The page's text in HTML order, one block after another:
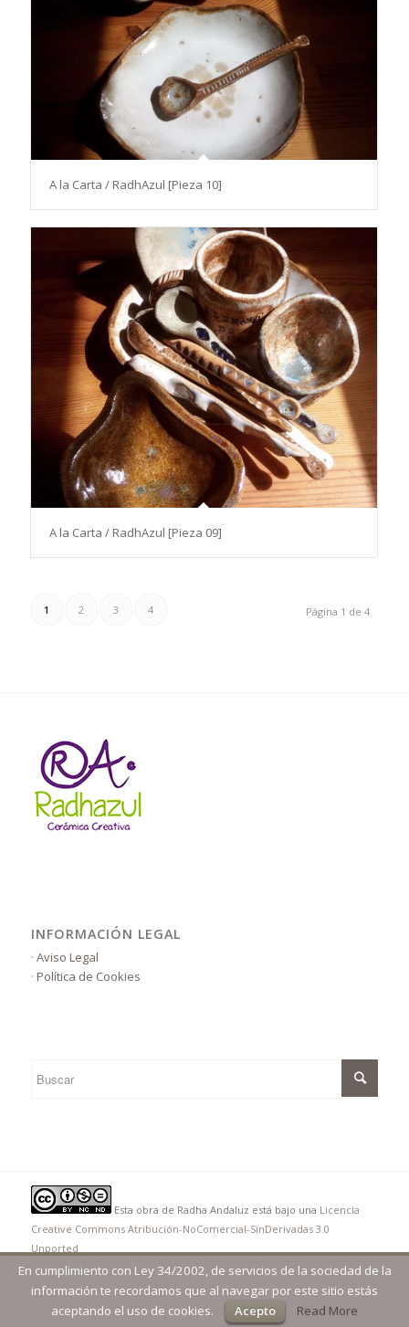
A la Carta / RadhAzul [Pieza 10]
A la Carta / RadhAzul [Pieza 09]
Página 1 de 4
1 2 3 4
INFORMACIÓN LEGAL
· Aviso Legal
· Política de Cookies
Esta obra de Radha Andaluz está bajo una Licencia
Creative Commons Atribución-NoComercial-SinDerivadas 3.0
Unported
© Copyright - Radha Andaluz | Desarrollado poroncediez Central de
Diseño
En cumplimiento con Ley 34/2002, de servicios de la sociedad de la
información te recordamos que al navegar por este sitio estás
aceptando el uso de cookies.
Acepto Read More